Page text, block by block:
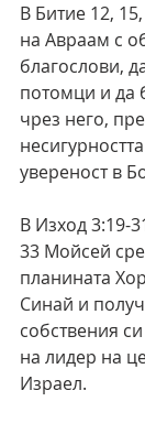
В Битие 12,
на Авраам с
благослови,
потомци и да
чрез него,
увереност в
В Изход 3:19-
33 Мойсей
планината
Синай и
собствения
на лидер на
Израел.